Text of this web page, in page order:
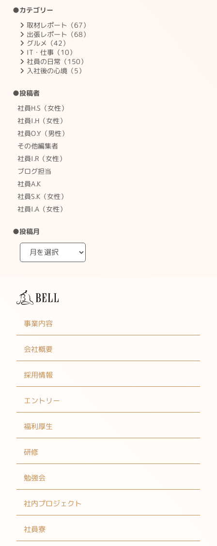
●カテゴリー
取材レポート（67）
出張レポート（68）
グルメ（42）
IT・仕事（10）
社員の日常（150）
入社後の心境（5）
●投稿者
社員H.S（女性）
社員I.H（女性）
社員O.Y（男性）
その他編集者
社員I.R（女性）
ブログ担当
社員A.K
社員S.K（女性）
社員I.A（女性）
●投稿月
事業内容
会社概要
採用情報
エントリー
福利厚生
研修
勉強会
社内プロジェクト
社員寮